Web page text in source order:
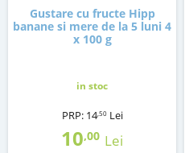
Gustare cu fructe Hipp
banane si mere de la 5 luni 4
x 100 g
in stoc
PRP: 14,50 Lei
10,00 Lei